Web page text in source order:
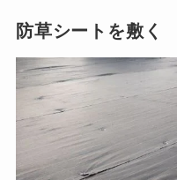
防草シートを敷く